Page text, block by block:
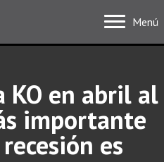
Menú
KO en abril al
importante
es